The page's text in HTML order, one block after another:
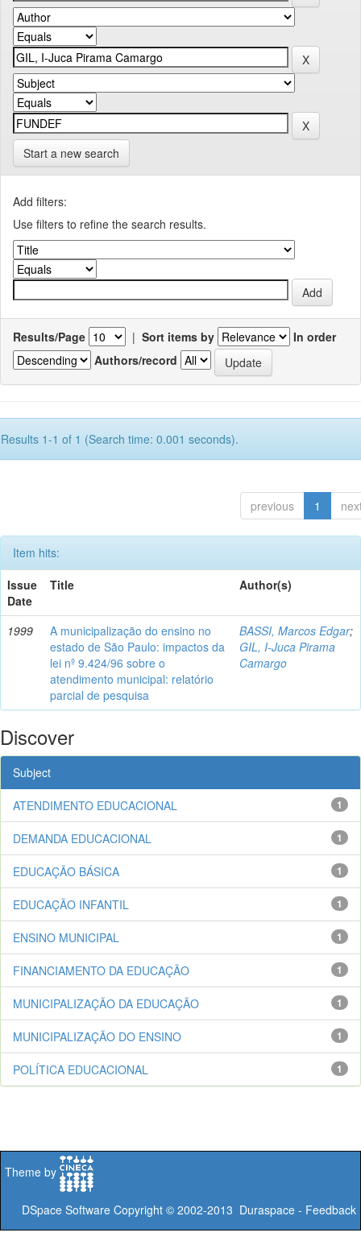
Start a new search
Add filters:
Use filters to refine the search results.
Results/Page | Sort items by
In order
Authors/record
Results 1-1 of 1 (Search time: 0.001 seconds).
previous 1
Item hits:
Issue
Date
Title Author(s)
1999
A municipalização do ensino no
estado de São Paulo: impactos da
lei nº 9.424/96 sobre o
atendimento municipal: relatório
parcial de pesquisa
BASSI, Marcos Edgar;
GIL, I-Juca Pirama
Camargo
Discover
Subject
1
ATENDIMENTO EDUCACIONAL
1
DEMANDA EDUCACIONAL
1
EDUCAÇÃO BÁSICA
1
EDUCAÇÃO INFANTIL
1
ENSINO MUNICIPAL
1
FINANCIAMENTO DA EDUCAÇÃO
1
MUNICIPALIZAÇÃO DA EDUCAÇÃO
1
MUNICIPALIZAÇÃO DO ENSINO
1
POLÍTICA EDUCACIONAL
Theme by
DSpace Software Copyright © 2002-2013 Duraspace - Feedback